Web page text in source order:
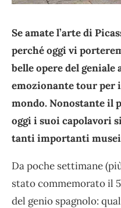
Se amate l’arte di
perché oggi vi
belle opere del
emozionante tour per
mondo. Nonostante il
oggi i suoi capolavori
tanti importanti
Da poche settimane
stato commemorato il
del genio spagnolo: